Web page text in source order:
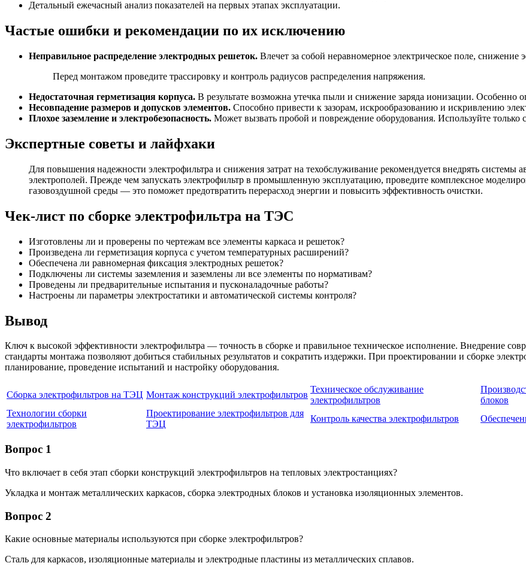
Детальный ежечасный анализ показателей на первых этапах эксплуатации.
Частые ошибки и рекомендации по их исключению
Неправильное распределение электродных решеток. Влечет за собой неравномерное электрическое поле, снижение
Перед монтажом проведите трассировку и контроль радиусов распределения напряжения.
Недостаточная герметизация корпуса. В результате возможна утечка пыли и снижение заряда ионизации. Особенно
Несовпадение размеров и допусков элементов. Способно привести к зазорам, искрообразованию и искривлению
Плохое заземление и электробезопасность. Может вызвать пробой и повреждение оборудования. Используйте
Экспертные советы и лайфхаки
Для повышения надежности электрофильтра и снижения затрат на техобслуживание рекомендуется внедрять системы
электрополей. Прежде чем запускать электрофильтр в промышленную эксплуатацию, проведите комплексное
газовоздушной среды — это поможет предотвратить перерасход энергии и повысить эффективность очистки.
Чек-лист по сборке электрофильтра на ТЭС
Изготовлены ли и проверены по чертежам все элементы каркаса и решеток?
Произведена ли герметизация корпуса с учетом температурных расширений?
Обеспечена ли равномерная фиксация электродных решеток?
Подключены ли системы заземления и заземлены ли все элементы по нормативам?
Проведены ли предварительные испытания и пусконаладочные работы?
Настроены ли параметры электростатики и автоматической системы контроля?
Вывод
Ключ к высокой эффективности электрофильтра — точность в сборке и правильное техническое исполнение. Внедрение
стандарты монтажа позволяют добиться стабильных результатов и сократить издержки. При проектировании и сборке
планирование, проведение испытаний и настройку оборудования.
Сборка электрофильтров на ТЭЦ Монтаж конструкций электрофильтров
Техническое обслуживание
электрофильтров
блоков
Технологии сборки
электрофильтров
Проектирование электрофильтров для
ТЭЦ
Контроль качества электрофильтров
Вопрос 1
Что включает в себя этап сборки конструкций электрофильтров на тепловых электростанциях?
Укладка и монтаж металлических каркасов, сборка электродных блоков и установка изоляционных элементов.
Вопрос 2
Какие основные материалы используются при сборке электрофильтров?
Сталь для каркасов, изоляционные материалы и электродные пластины из металлических сплавов.